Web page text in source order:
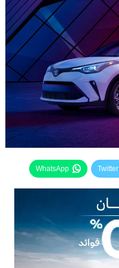
Twitter
WhatsApp